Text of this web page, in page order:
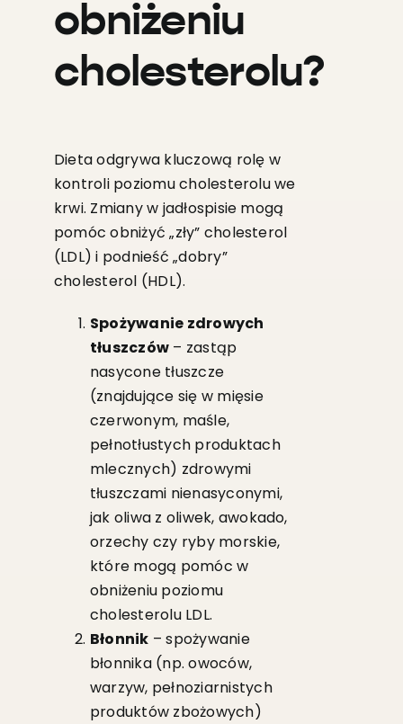
obniżeniu
cholesterolu?
Dieta odgrywa kluczową rolę w
kontroli poziomu cholesterolu we
krwi. Zmiany w jadłospisie mogą
pomóc obniżyć „zły” cholesterol
(LDL) i podnieść „dobry”
cholesterol (HDL).
Spożywanie zdrowych
tłuszczów – zastąp
nasycone tłuszcze
(znajdujące się w mięsie
czerwonym, maśle,
pełnotłustych produktach
mlecznych) zdrowymi
tłuszczami nienasyconymi,
jak oliwa z oliwek, awokado,
orzechy czy ryby morskie,
które mogą pomóc w
obniżeniu poziomu
cholesterolu LDL.
Błonnik – spożywanie
błonnika (np. owoców,
warzyw, pełnoziarnistych
produktów zbożowych)